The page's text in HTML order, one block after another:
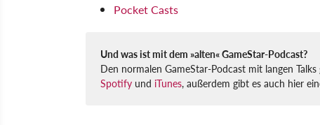
Pocket Casts
Und was ist mit dem »alten« GameStar-Podcast?
Den normalen GameStar-Podcast mit langen
Spotify und iTunes, außerdem gibt es auch hier